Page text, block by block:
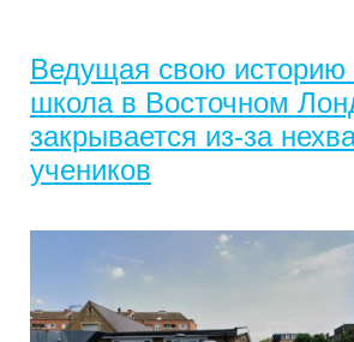
Ведущая свою историю
школа в Восточном
закрывается из-за
учеников